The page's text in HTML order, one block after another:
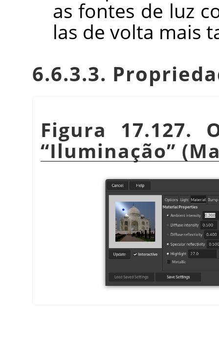
as fontes de luz
las de volta mais
6.6.3.3.
Figura 17.127.
“Iluminação”